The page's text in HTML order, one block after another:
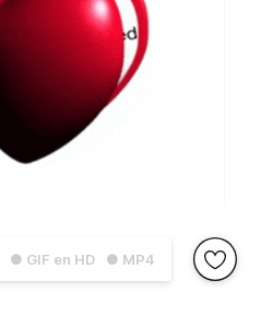
● GIF en HD ● MP4